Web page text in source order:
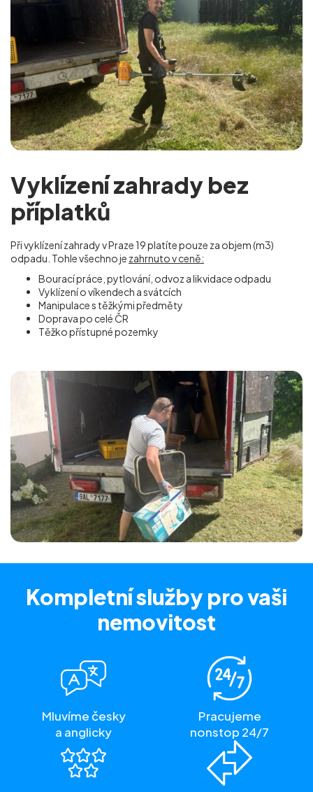
Vyklízení zahrady bez
příplatků
Při vyklízení zahrady v Praze 19platíte pouze za objem (m3)
odpadu. Tohle všechno je zahrnuto v ceně:
Bourací práce, pytlování, odvoz a likvidace odpadu
Vyklízení o víkendech a svátcích
Manipulace s těžkými předměty
Doprava po celé ČR
Těžko přístupné pozemky
Kompletní služby pro vaši
nemovitost
Mluvíme česky
a anglicky
Pracujeme
nonstop 24/7